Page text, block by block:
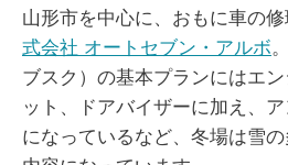
山形市を中心に、おもに車の
式会社 オートセブン・アルボ
ブスク）の基本プランにはエ
ット、ドアバイザーに加え、
になっているなど、冬場は雪